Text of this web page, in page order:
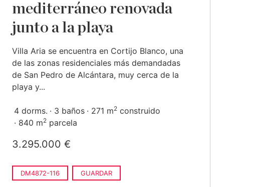
mediterráneo renovada
junto a la playa
Villa Aria se encuentra en Cortijo Blanco, una
de las zonas residenciales más demandadas
de San Pedro de Alcántara, muy cerca de la
playa y...
4 dorms. 3 baños 271 m2 construido
840 m2 parcela
3.295.000 €
DM4872-116 GUARDAR